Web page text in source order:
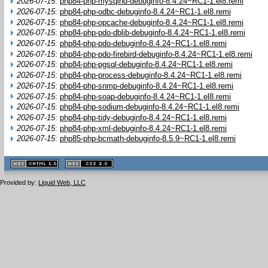
2026-07-15: php84-php-odbc-debuginfo-8.4.24~RC1-1.el8.remi
2026-07-15: php84-php-opcache-debuginfo-8.4.24~RC1-1.el8.remi
2026-07-15: php84-php-pdo-dblib-debuginfo-8.4.24~RC1-1.el8.remi
2026-07-15: php84-php-pdo-debuginfo-8.4.24~RC1-1.el8.remi
2026-07-15: php84-php-pdo-firebird-debuginfo-8.4.24~RC1-1.el8.remi
2026-07-15: php84-php-pgsql-debuginfo-8.4.24~RC1-1.el8.remi
2026-07-15: php84-php-process-debuginfo-8.4.24~RC1-1.el8.remi
2026-07-15: php84-php-snmp-debuginfo-8.4.24~RC1-1.el8.remi
2026-07-15: php84-php-soap-debuginfo-8.4.24~RC1-1.el8.remi
2026-07-15: php84-php-sodium-debuginfo-8.4.24~RC1-1.el8.remi
2026-07-15: php84-php-tidy-debuginfo-8.4.24~RC1-1.el8.remi
2026-07-15: php84-php-xml-debuginfo-8.4.24~RC1-1.el8.remi
2026-07-15: php85-php-bcmath-debuginfo-8.5.9~RC1-1.el8.remi
XHTML
1.1 valide
2.0 valide
Provided by: Liquid Web, LLC